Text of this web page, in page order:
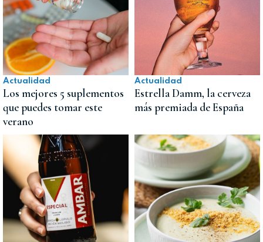
Actualidad
Los mejores 5 suplementos
que puedes tomar este
verano
Actualidad
Estrella Damm, la cerveza
más premiada de España